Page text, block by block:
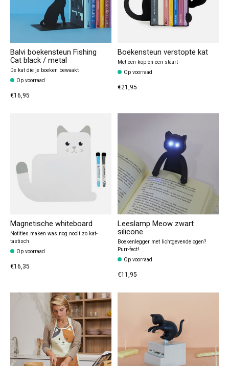
Balvi boekensteun Fishing
Cat black / metal
De kat die je boeken bewaakt
Op voorraad
€16,95
Boekensteun verstopte kat
Met een kop en een staart
Op voorraad
€21,95
Magnetische whiteboard
Notities maken was nog nooit zo kat-
tastisch
Op voorraad
€16,35
Leeslamp Meow zwart
silicone
Boekenlegger met lichtgevende ogen?
Purr-fect!
Op voorraad
€11,95